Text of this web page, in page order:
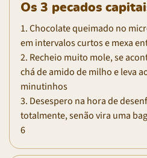
Os 3 pecados
1. Chocolate queimado no
em intervalos curtos e mexa
2. Recheio muito mole, se
chá de amido de milho e leva
minutinhos
3. Desespero na hora de
totalmente, senão vira uma
6